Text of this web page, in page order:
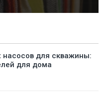
насосов для скважины:
для дома